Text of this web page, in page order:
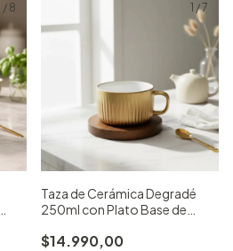
/ 8 1 /7
Taza de Cerámica Degradé
250ml con Plato Base de
Dorado
$14.990,00